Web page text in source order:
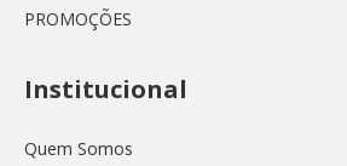
PROMOÇÕES
Institucional
Quem Somos